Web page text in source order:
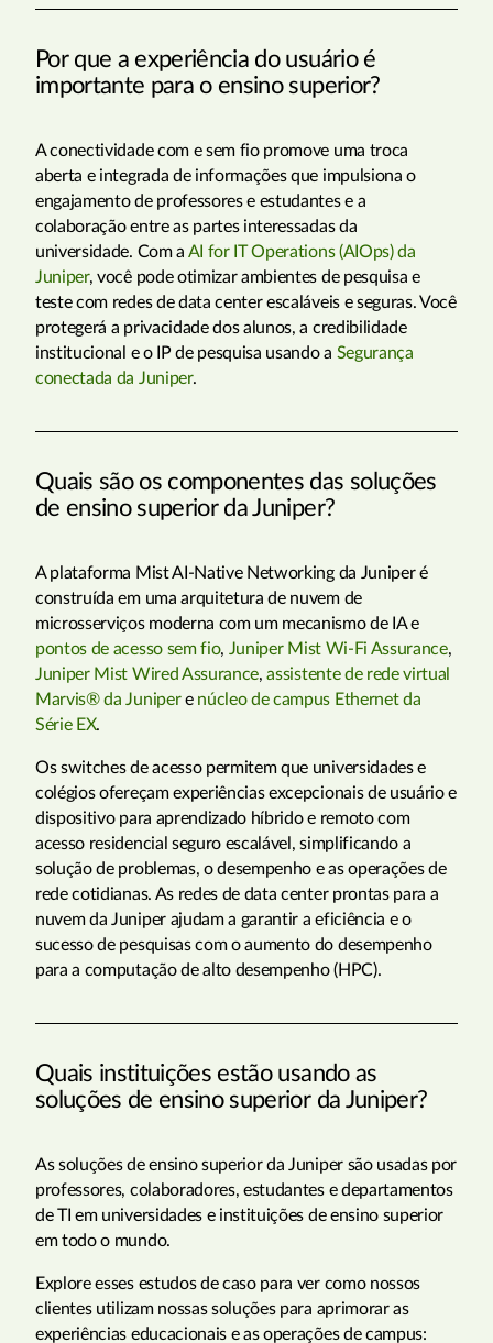
Por que a experiência do usuário é
importante para o ensino superior?
A conectividade com e sem fio promove uma troca
aberta e integrada de informações que impulsiona o
engajamento de professores e estudantes e a
colaboração entre as partes interessadas da
universidade. Com a AI for IT Operations (AIOps) da
Juniper, você pode otimizar ambientes de pesquisa e
teste com redes de data center escaláveis e seguras. Você
protegerá a privacidade dos alunos, a credibilidade
institucional e o IP de pesquisa usando a Segurança
conectada da Juniper.
Quais são os componentes das soluções
de ensino superior da Juniper?
A plataforma Mist AI-Native Networking da Juniper é
construída em uma arquitetura de nuvem de
microsserviços moderna com um mecanismo de IA e
pontos de acesso sem fio, Juniper Mist Wi-Fi Assurance,
Juniper Mist Wired Assurance,assistente de rede virtual
Marvis® da Junipere núcleo de campus Ethernet da
Série EX.
Os switches de acesso permitem que universidades e
colégios ofereçam experiências excepcionais de usuário e
dispositivo para aprendizado híbrido e remoto com
acesso residencial seguro escalável, simplificando a
solução de problemas, o desempenho e as operações de
rede cotidianas. As redes de data center prontas para a
nuvem da Juniper ajudam a garantir a eficiência e o
sucesso de pesquisas com o aumento do desempenho
para a computação de alto desempenho (HPC).
Quais instituições estão usando as
soluções de ensino superior da Juniper?
As soluções de ensino superior da Juniper são usadas por
professores, colaboradores, estudantes e departamentos
de TI em universidades e instituições de ensino superior
em todo o mundo.
Explore esses estudos de caso para ver como nossos
clientes utilizam nossas soluções para aprimorar as
experiências educacionais e as operações de campus: